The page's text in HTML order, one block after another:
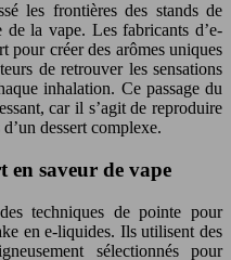
les frontières des stands de
de la vape. Les fabricants d’e-
pour créer des arômes uniques
de retrouver les sensations
inhalation. Ce passage du
car il s’agit de reproduire
dessert complexe.
en saveur de vape
techniques de pointe pour
en e-liquides. Ils utilisent des
sélectionnés pour